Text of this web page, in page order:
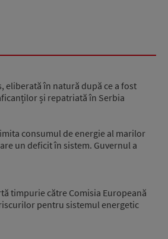
eliberată în natură după ce a fost
și repatriată în Serbia
consumul de energie al marilor
un deficit în sistem. Guvernul a
timpurie către Comisia Europeană
pentru sistemul energetic